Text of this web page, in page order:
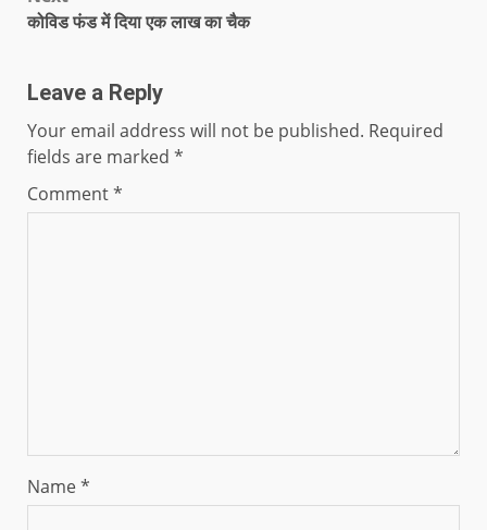
कोविड फंड में दिया एक लाख का चैक
Leave a Reply
Your email address will not be published. Required
fields are marked *
Comment*
Name*